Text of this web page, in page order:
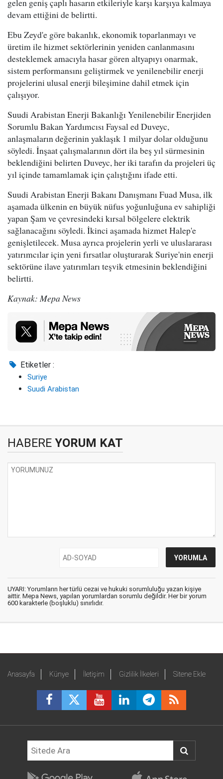
gelen geniş çaplı hasarın etkileriyle karşı karşıya kalmaya
devam ettiğini de belirtti.
Ebu Zeyd'e göre bakanlık, ekonomik toparlanmayı ve
üretim ile hizmet sektörlerinin yeniden canlanmasını
desteklemek amacıyla hasar gören altyapıyı onarmak,
sistem performansını geliştirmek ve yenilenebilir enerji
projelerini ulusal enerji bileşimine dahil etmek için
çalışıyor.
Suudi Arabistan Enerji Bakanlığı Yenilenebilir Enerjiden
Sorumlu Bakan Yardımcısı Faysal ed Duveyc,
anlaşmaların değerinin yaklaşık 1 milyar dolar olduğunu
söyledi. İnşaat çalışmalarının dört ila beş yıl sürmesinin
beklendiğini belirten Duveyc, her iki tarafın da projeleri üç
yıl içinde tamamlamak için çalıştığını ifade etti.
Suudi Arabistan Enerji Bakanı Danışmanı Fuad Musa, ilk
aşamada ülkenin en büyük nüfus yoğunluğuna ev sahipliği
yapan Şam ve çevresindeki kırsal bölgelere elektrik
sağlanacağını söyledi. İkinci aşamada hizmet Halep'e
genişletilecek. Musa ayrıca projelerin yerli ve uluslararası
yatırımcılar için yeni fırsatlar oluşturarak Suriye'nin enerji
sektörüne ilave yatırımları teşvik etmesinin beklendiğini
belirtti.
Kaynak: Mepa News
Etiketler :
Suriye
Suudi Arabistan
HABERE YORUM KAT
UYARI: Yorumların her türlü cezai ve hukuki sorumluluğu yazan kişiye
aittir. Mepa News, yapılan yorumlardan sorumlu değildir. Her bir yorum
600 karakterle (boşluklu) sınırlıdır.
Anasayfa Künye İletişim Gizlilik İlkeleri Sitene Ekle